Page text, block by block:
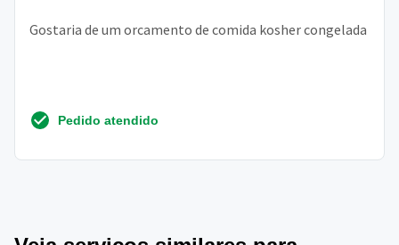
Gostaria de um orcamento de comida kosher congelada
Pedido atendido